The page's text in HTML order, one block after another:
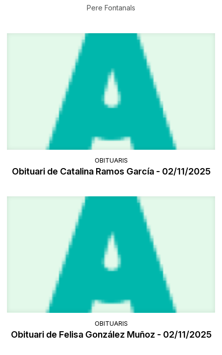
Pere Fontanals
OBITUARIS
Obituari de Catalina Ramos García - 02/11/2025
OBITUARIS
Obituari de Felisa González Muñoz - 02/11/2025